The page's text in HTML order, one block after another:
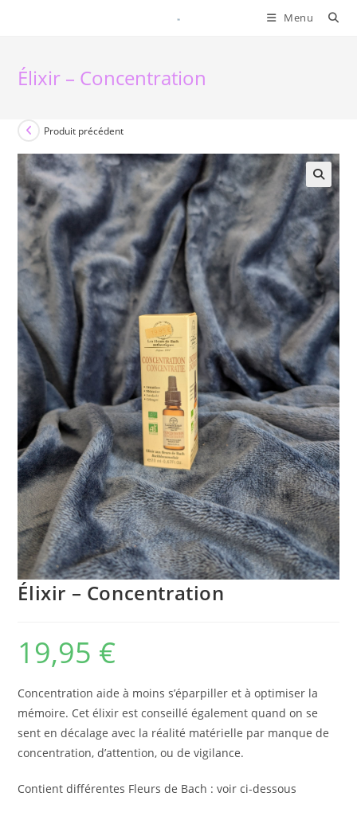
Menu
Élixir – Concentration
Produit précédent
Élixir – Concentration
19,95 €
Concentration aide à moins s’éparpiller et à optimiser la
mémoire. Cet élixir est conseillé également quand on se
sent en décalage avec la réalité matérielle par manque de
concentration, d’attention, ou de vigilance.
Contient différentes Fleurs de Bach : voir ci-dessous